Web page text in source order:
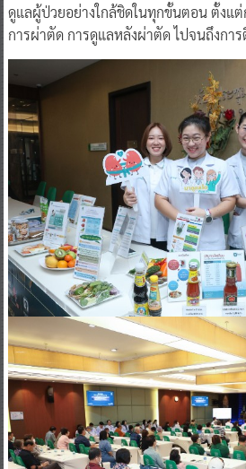
ดูแลผู้ป่วยอย่างใกล้ชิดในทุกขั้นตอน ตั้งแ
การผ่าตัด การดูแลหลังผ่าตัด ไปจนถึงกา